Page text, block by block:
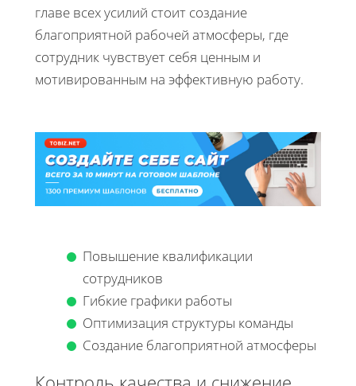
главе всех усилий стоит создание
благоприятной рабочей атмосферы, где
сотрудник чувствует себя ценным и
мотивированным на эффективную работу.
Повышение квалификации
сотрудников
Гибкие графики работы
Оптимизация структуры команды
Создание благоприятной атмосферы